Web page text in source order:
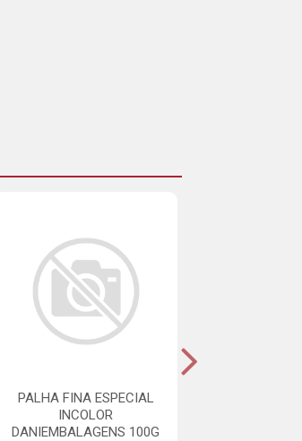
PALHA FINA ESPECIAL
INCOLOR
DANIEMBALAGENS 100G